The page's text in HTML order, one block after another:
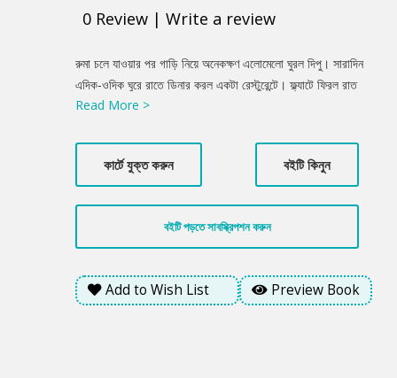
0 Review | Write a review
Summery
রুমা চলে যাওয়ার পর গাড়ি নিয়ে অনেকক্ষণ এলোমেলো ঘুরল দিপু। সারাদিন
এদিক-ওদিক ঘুরে রাতে ডিনার করল একটা রেস্টুরেন্টে। ফ্ল্যাটে ফিরল রাত
দশটার দিকে। ফিরে এত নিঃসঙ্গ লাগল তার! এমনিতেই রুমার আচরণে মন খুব
চেনে, রুমা তার সিদ্ধান্ত থেকে একটুও নড়বে না। দিপু যদি বাড়ি আর জমি
বিক্রি করে রুমাকে গুলশানের বাড়ি করার টাকা না দেয়, তাহলে রুমা আর তার
সংসারে ফিরবেই না। ডিভোর্স লেটারও পাঠিয়ে দিতে পারে। এই অবস্থায় দিপু
এখন কী করবে?
Read More >
কার্টে যুক্ত করুন বইটি কিনুন
বইটি পড়তে সাবস্ক্রিপশন করুন
Add to Wish List Preview Book